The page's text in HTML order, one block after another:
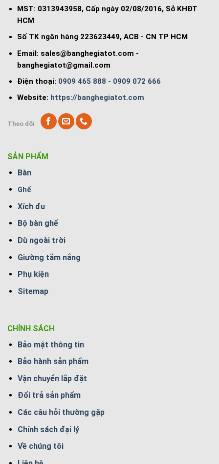
MST: 0313943958, Cấp ngày 02/08/2016, Sở KHĐT
HCM
Số TK ngân hàng 223623449, ACB - CN TP HCM
Email: sales@banghegiatot.com -
banghegiatot@gmail.com
Điện thoại: 0909 465 888 - 0909 072 666
Website: https://banghegiatot.com
Theo dõi
SẢN PHẨM
Bàn
Ghế
Xích đu
Bộ bàn ghế
Dù ngoài trời
Giường tắm nắng
Phụ kiện
Sitemap
CHÍNH SÁCH
Bảo mật thông tin
Bảo hành sản phẩm
Vận chuyển lắp đặt
Đổi trả sản phẩm
Các câu hỏi thường gặp
Chính sách đại lý
Về chúng tôi